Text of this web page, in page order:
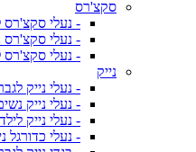
סקצ'רס
- נעלי סקצ'רס
- נעלי סקצ'רס
- נעלי סקצ'רס
נייק
- נעלי נייק
- נעלי נייק
- נעלי נייק
- נעלי כדורגל